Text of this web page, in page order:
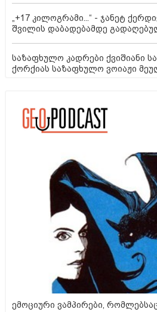
„+17 კილოგრამი...“ - ჯანეტ
შვილის დაბადებამდე
საზაფხულო კადრები ქვიშიანი
ქორქიას საზაფხულო ვოიაჟი
ემოციური ვამპირები,